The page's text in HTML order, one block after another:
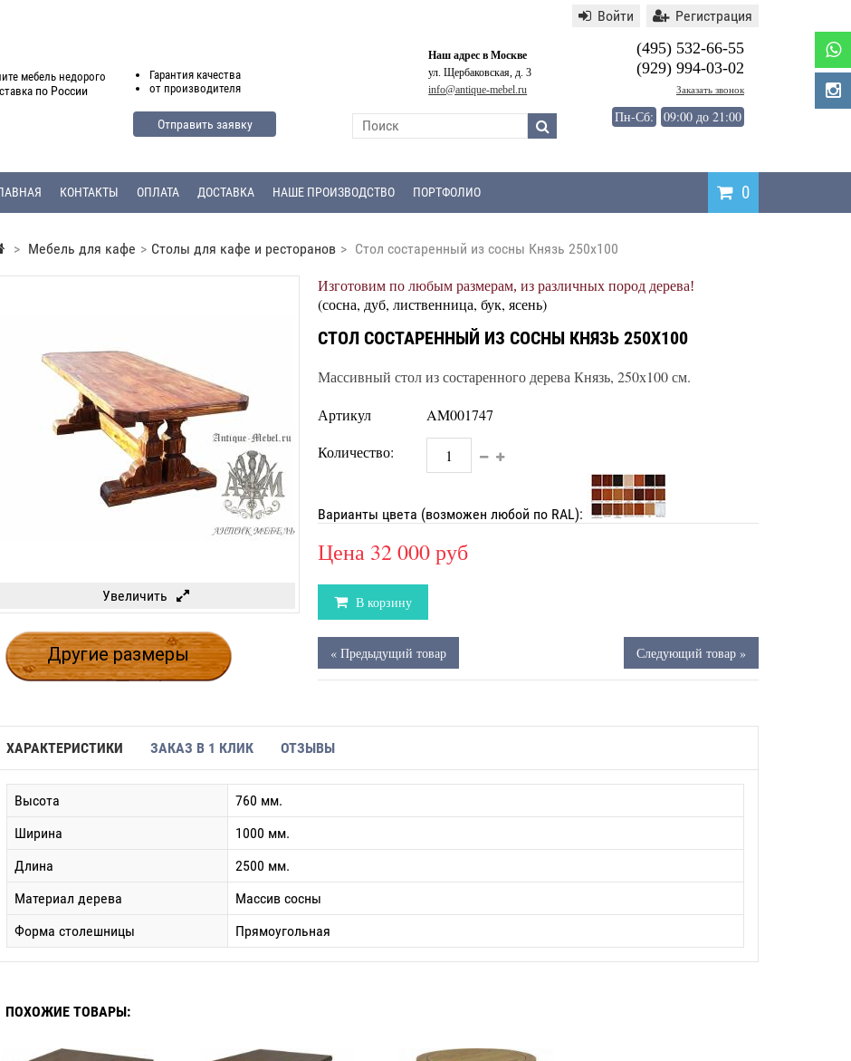
мебель недорого
по России
Гарантия качества
от производителя
Отправить заявку
Наш адрес в Москве
ул. Щербаковская, д. 3
info@antique-mebel.ru
(495) 532-66-55
(929) 994-03-02
Заказать звонок
Пн-Сб: 09:00 до 21:00
Войти Регистрация
0
КОНТАКТЫ ОПЛАТА ДОСТАВКА НАШЕ ПРОИЗВОДСТВО ПОРТФОЛИО
> Мебель для кафе > Столы для кафе и ресторанов > Стол состаренный из сосны Князь 250х100
Увеличить
Другие размеры
Изготовим по любым размерам, из различных пород дерева!
(сосна, дуб, лиственница, бук, ясень)
СТОЛ СОСТАРЕННЫЙ ИЗ СОСНЫ КНЯЗЬ 250Х100
Массивный стол из состаренного дерева Князь, 250х100 см.
Артикул
AM001747
Количество:
Варианты цвета (возможен любой по RAL):
Цена 32 000 руб
В корзину
« Предыдущий товар Следующий товар »
ХАРАКТЕРИСТИКИ ЗАКАЗ В 1 КЛИК ОТЗЫВЫ
Высота
760 мм.
Ширина
1000 мм.
Длина
2500 мм.
Материал дерева
Массив сосны
Форма столешницы
Прямоугольная
ПОХОЖИЕ ТОВАРЫ: